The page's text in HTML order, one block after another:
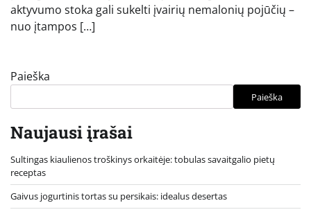
aktyvumo stoka gali sukelti įvairių nemalonių pojūčių –
nuo įtampos […]
Paieška
Paieška
Naujausi įrašai
Sultingas kiaulienos troškinys orkaitėje: tobulas savaitgalio pietų
receptas
Gaivus jogurtinis tortas su persikais: idealus desertas